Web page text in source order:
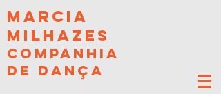
MARCIA
MILHAZES
COMPANHIA
DE DANÇA